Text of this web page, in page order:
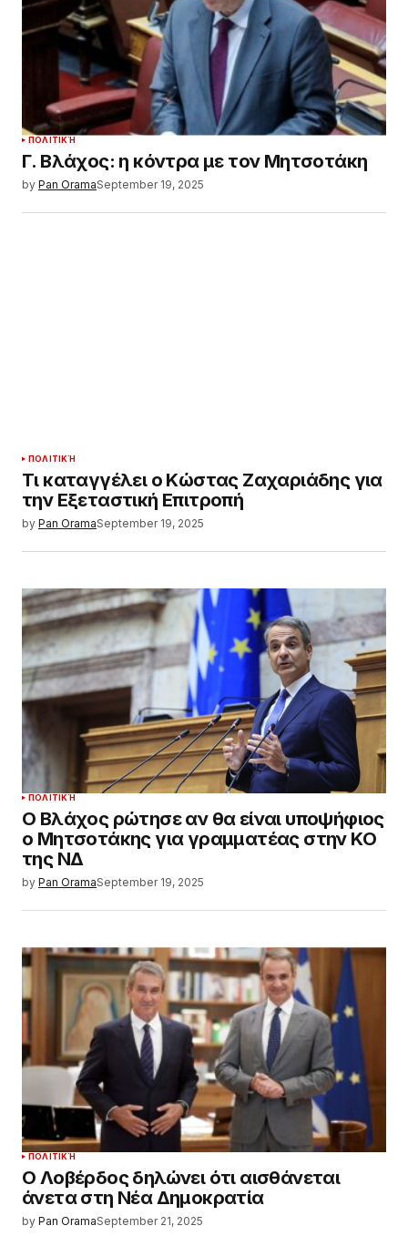
ΠΟΛΙΤΙΚΉ
Γ. Βλάχος: η κόντρα με τον Μητσοτάκη
by Pan OramaSeptember 19, 2025
ΠΟΛΙΤΙΚΉ
Τι καταγγέλει ο Κώστας Ζαχαριάδης για
την Εξεταστική Επιτροπή
by Pan OramaSeptember 19, 2025
ΠΟΛΙΤΙΚΉ
Ο Βλάχος ρώτησε αν θα είναι υποψήφιος
ο Μητσοτάκης για γραμματέας στην ΚΟ
της ΝΔ
by Pan OramaSeptember 19, 2025
ΠΟΛΙΤΙΚΉ
Ο Λοβέρδος δηλώνει ότι αισθάνεται
άνετα στη Νέα Δημοκρατία
by Pan OramaSeptember 21, 2025